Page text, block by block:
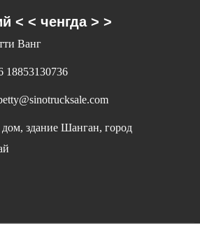
< < ченгда > >
Ванг
18853130736
здание Шанган, город